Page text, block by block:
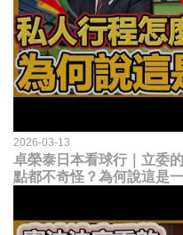
2026-03-13
卓榮泰日本看球行｜立委
點都不奇怪？為何說這是